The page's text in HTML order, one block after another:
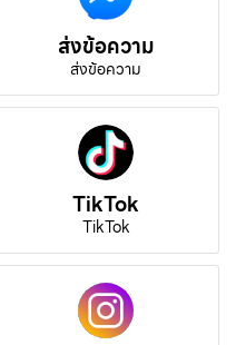
ส่งข้อความ
ส่งข้อความ
TikTok
TikTok